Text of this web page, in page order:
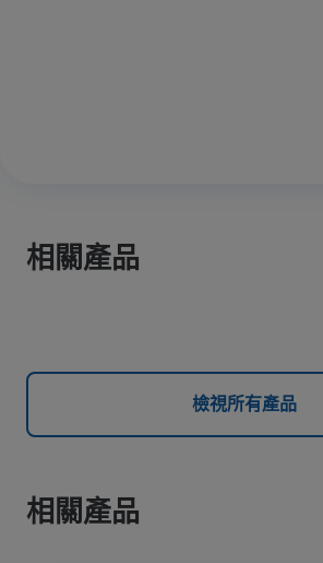
相關產品
檢視所有產品
相關產品